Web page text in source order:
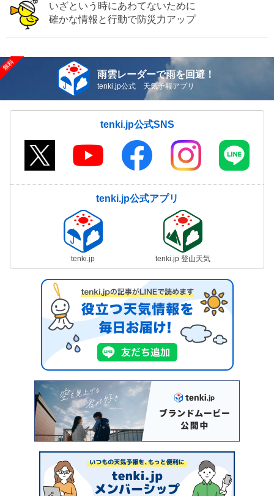
いざという時にあわてないために
確かな情報と行動で防災力アップ
雨雲レーダーで雨を回避！
tenki.jp公式 天気予報アプリ
tenki.jp公式SNS
tenki.jp公式アプリ
tenki.jp tenki.jp 登山天気